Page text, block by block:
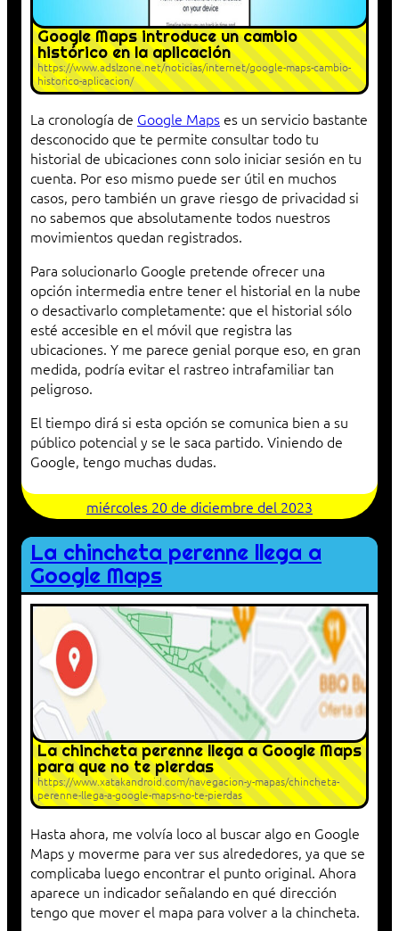
Google Maps introduce un cambio
histórico en la aplicación
https://www.adslzone.net/noticias/internet/google-maps-cambio-
historico-aplicacion/
La cronología de Google Maps es un servicio bastante
desconocido que te permite consultar todo tu
historial de ubicaciones conn solo iniciar sesión en tu
cuenta. Por eso mismo puede ser útil en muchos
casos, pero también un grave riesgo de privacidad si
no sabemos que absolutamente todos nuestros
movimientos quedan registrados.
Para solucionarlo Google pretende ofrecer una
opción intermedia entre tener el historial en la nube
o desactivarlo completamente: que el historial sólo
esté accesible en el móvil que registra las
ubicaciones. Y me parece genial porque eso, en gran
medida, podría evitar el rastreo intrafamiliar tan
peligroso.
El tiempo dirá si esta opción se comunica bien a su
público potencial y se le saca partido. Viniendo de
Google, tengo muchas dudas.
miércoles 20 de diciembre del 2023
La chincheta perenne llega a
Google Maps
La chincheta perenne llega a Google Maps
para que no te pierdas
https://www.xatakandroid.com/navegacion-y-mapas/chincheta-
perenne-llega-a-google-maps-no-te-pierdas
Hasta ahora, me volvía loco al buscar algo en Google
Maps y moverme para ver sus alrededores, ya que se
complicaba luego encontrar el punto original. Ahora
aparece un indicador señalando en qué dirección
tengo que mover el mapa para volver a la chincheta.